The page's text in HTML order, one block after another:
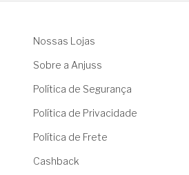
Nossas Lojas
Sobre a Anjuss
Política de Segurança
Política de Privacidade
Política de Frete
Cashback